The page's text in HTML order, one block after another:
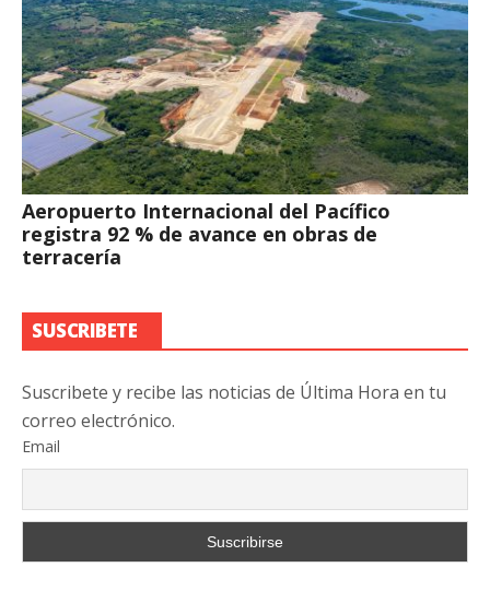
Aeropuerto Internacional del Pacífico
registra 92 % de avance en obras de
terracería
SUSCRIBETE
Suscribete y recibe las noticias de Última Hora en tu
correo electrónico.
Email